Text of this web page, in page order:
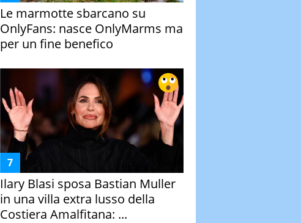
Le marmotte sbarcano su
OnlyFans: nasce OnlyMarms ma
per un fine benefico
Ilary Blasi sposa Bastian Muller
in una villa extra lusso della
Costiera Amalfitana: ...